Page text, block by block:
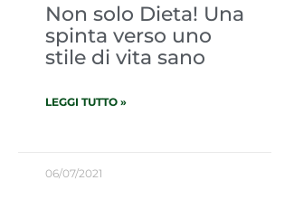
Non solo Dieta! Una
spinta verso uno
stile di vita sano
LEGGI TUTTO »
06/07/2021